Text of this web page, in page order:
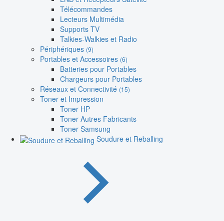
Télécommandes
Lecteurs Multimédia
Supports TV
Talkies-Walkies et Radio
Périphériques (9)
Portables et Accessoires (6)
Batteries pour Portables
Chargeurs pour Portables
Réseaux et Connectivité (15)
Toner et Impression
Toner HP
Toner Autres Fabricants
Toner Samsung
Soudure et Reballing